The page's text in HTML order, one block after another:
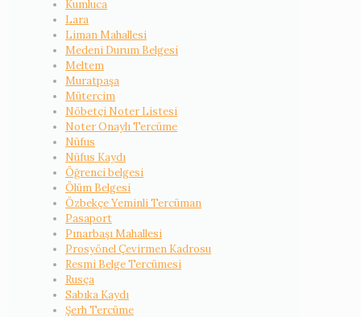
Kumluca
Lara
Liman Mahallesi
Medeni Durum Belgesi
Meltem
Muratpaşa
Mütercim
Nöbetçi Noter Listesi
Noter Onaylı Tercüme
Nüfus
Nüfus Kaydı
Öğrenci belgesi
Ölüm Belgesi
Özbekçe Yeminli Tercüman
Pasaport
Pınarbaşı Mahallesi
Prosyönel Çevirmen Kadrosu
Resmi Belge Tercümesi
Rusça
Sabıka Kaydı
Şerh Tercüme